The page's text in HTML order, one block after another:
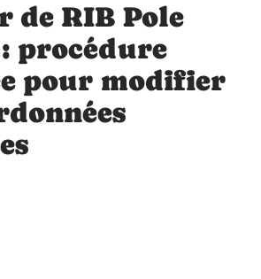
de RIB Pole
procédure
pour modifier